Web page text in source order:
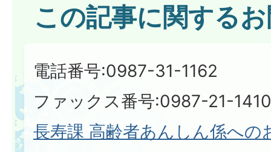
この記事に関する
電話番号:0987-31-1162
ファックス番号:0987-21-1410
長寿課 高齢者あんしん係への